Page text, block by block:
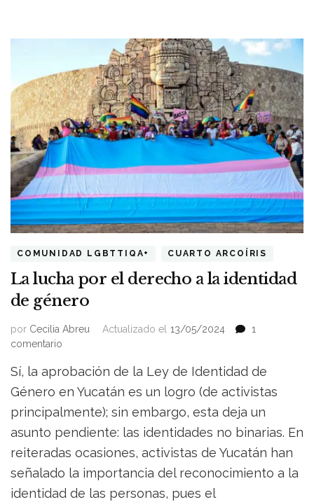
COMUNIDAD LGBTTIQA+ CUARTO ARCOÍRIS
La lucha por el derecho a la identidad
de género
por Cecilia Abreu Actualizado el 13/05/2024
1
comentario
lucha
por
derecho
a
identidad
de
género
Sí, la aprobación de la Ley de Identidad de
Género en Yucatán es un logro (de activistas
principalmente); sin embargo, esta deja un
asunto pendiente: las identidades no binarias. En
reiteradas ocasiones, activistas de Yucatán han
señalado la importancia del reconocimiento a la
identidad de las personas, pues el